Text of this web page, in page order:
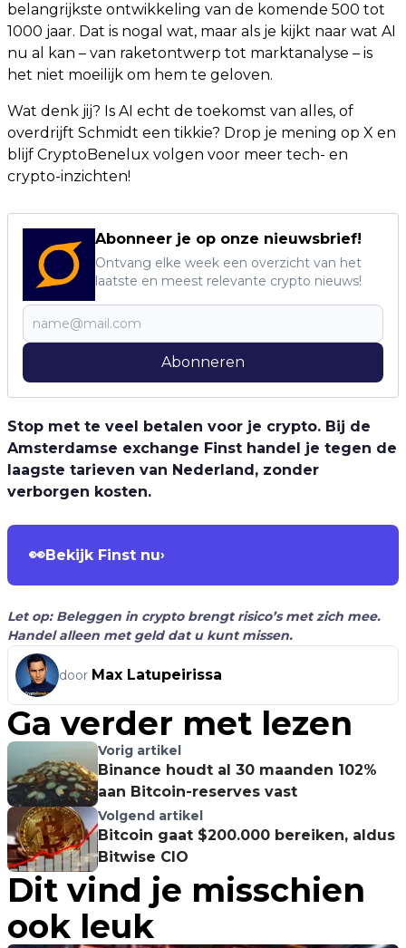
belangrijkste ontwikkeling van de komende 500 tot
1000 jaar. Dat is nogal wat, maar als je kijkt naar wat AI
nu al kan – van raketontwerp tot marktanalyse – is
het niet moeilijk om hem te geloven.
Wat denk jij? Is AI echt de toekomst van alles, of
overdrijft Schmidt een tikkie? Drop je mening op X en
blijf CryptoBenelux volgen voor meer tech- en
crypto-inzichten!
Abonneer je op onze nieuwsbrief!
Ontvang elke week een overzicht van het
laatste en meest relevante crypto nieuws!
Abonneren
Stop met te veel betalen voor je crypto. Bij de
Amsterdamse exchange Finst handel je tegen de
laagste tarieven van Nederland, zonder
verborgen kosten.
👀Bekijk Finst nu›
Let op: Beleggen in crypto brengt risico’s met zich mee.
Handel alleen met geld dat u kunt missen.
door Max Latupeirissa
Ga verder met lezen
Vorig artikel
Binance houdt al 30 maanden 102%
aan Bitcoin-reserves vast
Volgend artikel
Bitcoin gaat $200.000 bereiken, aldus
Bitwise CIO
Dit vind je misschien
ook leuk